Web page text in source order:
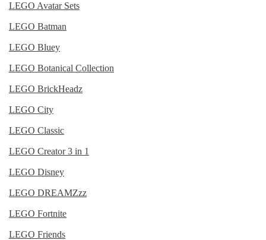
LEGO Avatar Sets
LEGO Batman
LEGO Bluey
LEGO Botanical Collection
LEGO BrickHeadz
LEGO City
LEGO Classic
LEGO Creator 3 in 1
LEGO Disney
LEGO DREAMZzz
LEGO Fortnite
LEGO Friends